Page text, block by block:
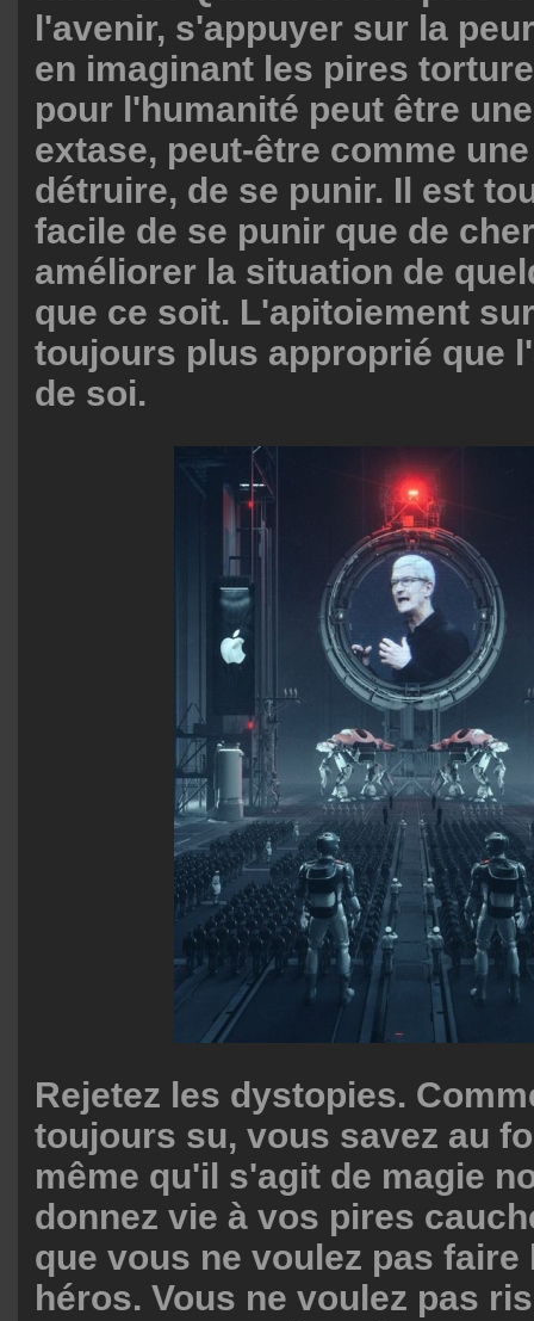
l'avenir, s'appuyer sur la
en imaginant les pires
pour l'humanité peut être
extase, peut-être comme
détruire, de se punir. Il est
facile de se punir que de
améliorer la situation de
que ce soit. L'apitoiement
toujours plus approprié que
de soi.
Rejetez les dystopies.
toujours su, vous savez au
même qu'il s'agit de magie
donnez vie à vos pires
que vous ne voulez pas
héros. Vous ne voulez pas